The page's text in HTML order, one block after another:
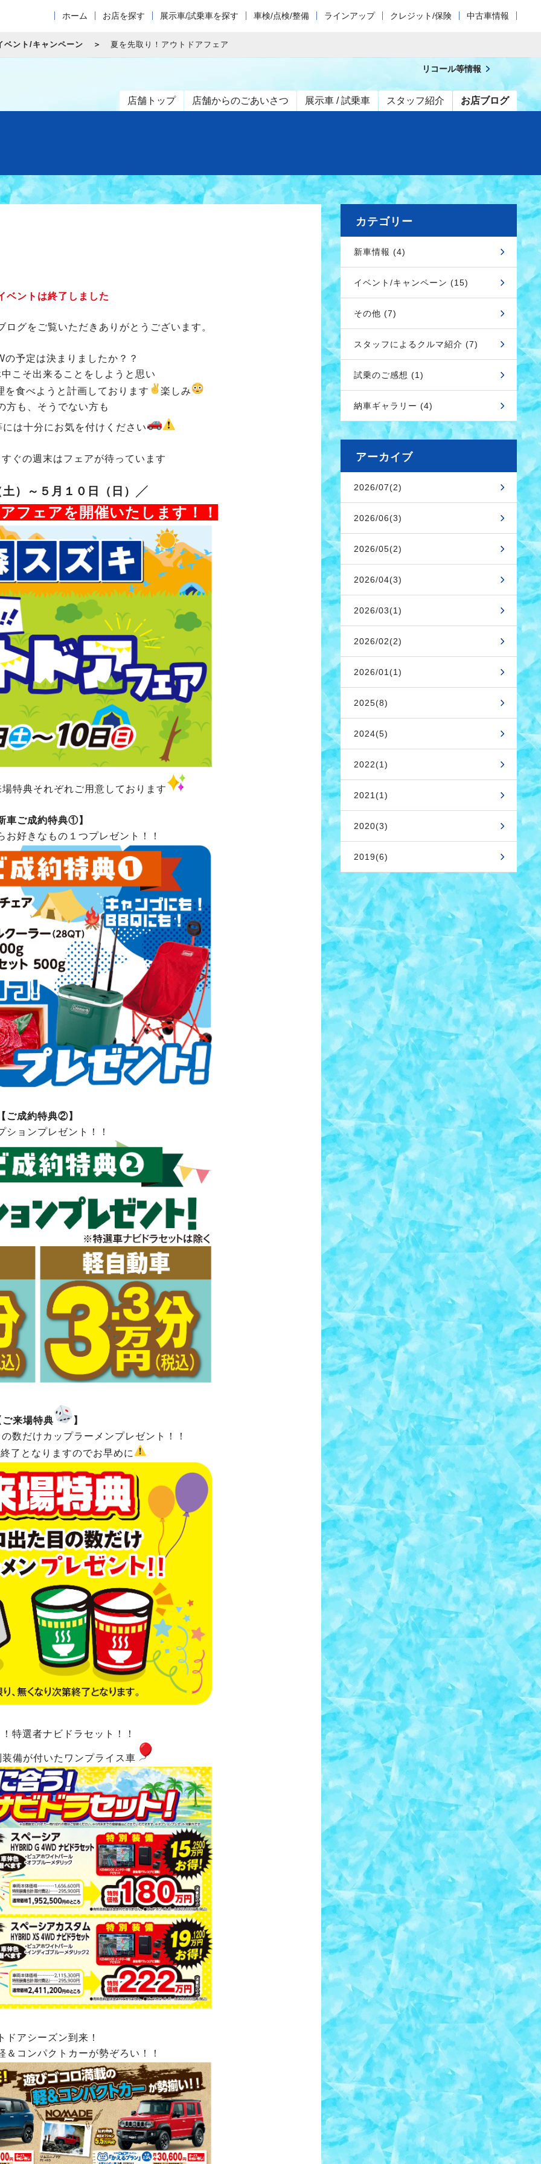
ホーム お店を探す 展示車/試乗車を探す 車検/点検/整備 ラインアップ クレジット/保険 中古車情報
ベント/キャンペーン 夏を先取り！アウトドアフェア
店舗トップ 店舗からのごあいさつ 展示車 / 試乗車 スタッフ紹介 お店ブログ
リコール等情報
ベントは終了しました
グをご覧いただきありがとうございます。
の予定は決まりましたか？？
こそ出来ることをしようと思い
食べようと計画しております
楽しみ
方も、そうでない方も
は十分にお気を付けください
ぐの週末はフェアが待っています
）～５月１０日（日）╱
フェアを開催いたします！！
特典それぞれご用意しております
車ご成約特典①】
好きなもの１つプレゼント！！
ご成約特典②】
ションプレゼント！！
ご来場特典
】
数だけカップラーメンプレゼント！！
了となりますのでお早めに
特選者ナビドラセット！！
備が付いたワンプライス車
ドアシーズン到来！
＆コンパクトカーが勢ぞろい！！
カテゴリー
新車情報 (4)
イベント/キャンペーン (15)
その他 (7)
スタッフによるクルマ紹介 (7)
試乗のご感想 (1)
納車ギャラリー (4)
アーカイブ
2026/07(2)
2026/06(3)
2026/05(2)
2026/04(3)
2026/03(1)
2026/02(2)
2026/01(1)
2025(8)
2024(5)
2022(1)
2021(1)
2020(3)
2019(6)